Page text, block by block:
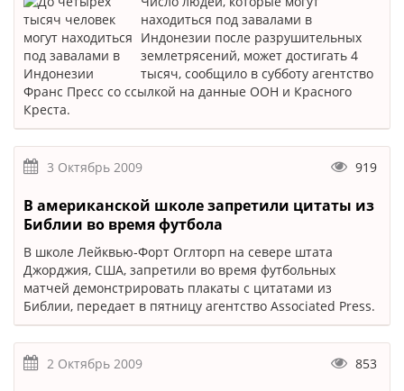
находиться под завалами в
Индонезии после разрушительных
землетрясений, может достигать 4
тысяч, сообщило в субботу агентство
Франс Пресс со ссылкой на данные ООН и Красного
Креста.
3 Октябрь 2009 919
В американской школе запретили цитаты из
Библии во время футбола
В школе Лейквью-Форт Оглторп на севере штата
Джорджия, США, запретили во время футбольных
матчей демонстрировать плакаты с цитатами из
Библии, передает в пятницу агентство Associated Press.
2 Октябрь 2009 853